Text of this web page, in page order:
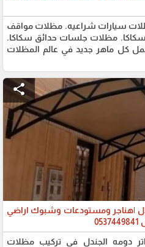
سيارات شراعيه. مظلات مواقف
مظلات جلسات حدائق سكاكا.
كل ماهر جديد في عالم المظلات
share
|هناجر ومستودعات وشبوك اراضي
دومه الجندل في تركيب مظلات